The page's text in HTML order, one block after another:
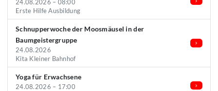
24.08.2026 – 08:00
Erste Hilfe Ausbildung
Schnupperwoche der Moosmäusel in der
Baumgeistergruppe
24.08.2026
Kita Kleiner Bahnhof
Yoga für Erwachsene
24.08.2026 – 17:00